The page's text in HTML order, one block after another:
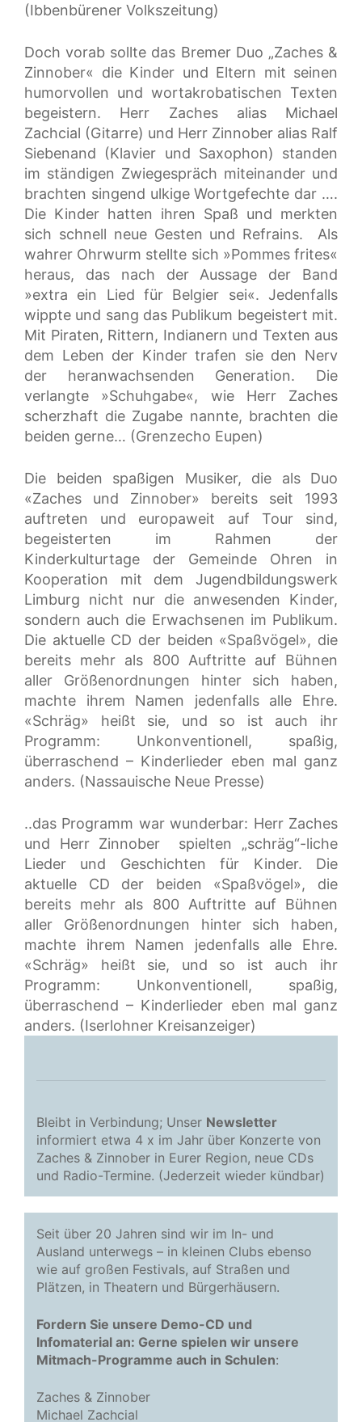
(Ibbenbürener Volkszeitung)
Doch vorab sollte das Bremer Duo „Zaches &
Zinnober« die Kinder und Eltern mit seinen
humorvollen und wortakrobatischen Texten
begeistern. Herr Zaches alias Michael
Zachcial (Gitarre) und Herr Zinnober alias Ralf
Siebenand (Klavier und Saxophon) standen
im ständigen Zwiegespräch miteinander und
brachten singend ulkige Wortgefechte dar ….
Die Kinder hatten ihren Spaß und merkten
sich schnell neue Gesten und Refrains. Als
wahrer Ohrwurm stellte sich »Pommes frites«
heraus, das nach der Aussage der Band
»extra ein Lied für Belgier sei«. Jedenfalls
wippte und sang das Publikum begeistert mit.
Mit Piraten, Rittern, Indianern und Texten aus
dem Leben der Kinder trafen sie den Nerv
der heranwachsenden Generation. Die
verlangte »Schuhgabe«, wie Herr Zaches
scherzhaft die Zugabe nannte, brachten die
beiden gerne… (Grenzecho Eupen)
Die beiden spaßigen Musiker, die als Duo
«Zaches und Zinnober» bereits seit 1993
auftreten und europaweit auf Tour sind,
begeisterten im Rahmen der
Kinderkulturtage der Gemeinde Ohren in
Kooperation mit dem Jugendbildungswerk
Limburg nicht nur die anwesenden Kinder,
sondern auch die Erwachsenen im Publikum.
Die aktuelle CD der beiden «Spaßvögel», die
bereits mehr als 800 Auftritte auf Bühnen
aller Größenordnungen hinter sich haben,
machte ihrem Namen jedenfalls alle Ehre.
«Schräg» heißt sie, und so ist auch ihr
Programm: Unkonventionell, spaßig,
überraschend – Kinderlieder eben mal ganz
anders. (Nassauische Neue Presse)
..das Programm war wunderbar: Herr Zaches
und Herr Zinnober spielten „schräg“-liche
Lieder und Geschichten für Kinder. Die
aktuelle CD der beiden «Spaßvögel», die
bereits mehr als 800 Auftritte auf Bühnen
aller Größenordnungen hinter sich haben,
machte ihrem Namen jedenfalls alle Ehre.
«Schräg» heißt sie, und so ist auch ihr
Programm: Unkonventionell, spaßig,
überraschend – Kinderlieder eben mal ganz
anders. (Iserlohner Kreisanzeiger)
Bleibt in Verbindung; Unser Newsletter
informiert etwa 4 x im Jahr über Konzerte von
Zaches & Zinnober in Eurer Region, neue CDs
und Radio-Termine. (Jederzeit wieder kündbar)
Seit über 20 Jahren sind wir im In- und
Ausland unterwegs – in kleinen Clubs ebenso
wie auf großen Festivals, auf Straßen und
Plätzen, in Theatern und Bürgerhäusern.
Fordern Sie unsere Demo-CD und
Infomaterial an: Gerne spielen wir unsere
Mitmach-Programme auch in Schulen:
Zaches & Zinnober
Michael Zachcial